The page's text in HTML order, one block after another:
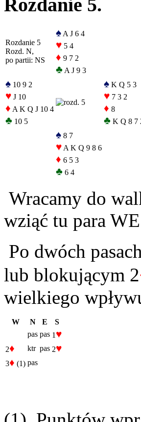
Rozdanie 5.
Rozdanie 5
Rozd. N,
po partii: NS
♠ A J 6 4
♥ 5 4
♦ 9 7 2
♣ A J 9 3
♠ 10 9 2
♥ J 10
♦ A K Q J 10 4
♣ 10 5
♠ K Q 5 3
♥ 7 3 2
♦ 8
♣ K Q 8 7
♠ 8 7
♥ A K Q 9 8 6
♦ 6 5 3
♣ 6 4
Wracamy do
wziąć tu para
Po dwóch
lub blokującym 2
wielkiego
W N E
S
pas pas 1 ♥
2♦ ktr pas 2♥
3♦ (1) pas